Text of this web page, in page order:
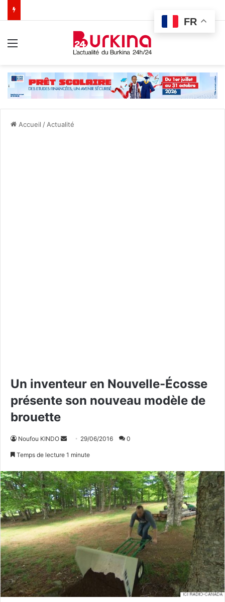
Accueil / Actualité
Un inventeur en Nouvelle-Écosse
présente son nouveau modèle de
brouette
Noufou KINDO
o
y
e
r
u
n
c
o
u
r
r
29/06/2016 0
Temps de lecture 1 minute
FR